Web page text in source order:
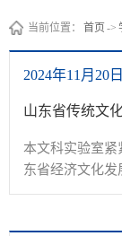
当前位置： 首页 ->
2024年11月20日
本文科实验室紧
东省经济文化发
问题，发挥“新